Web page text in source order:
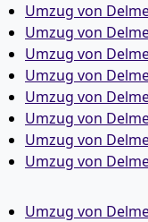
Umzug von
Umzug von
Umzug von
Umzug von
Umzug von
Umzug von
Umzug von
Umzug von
Umzug von